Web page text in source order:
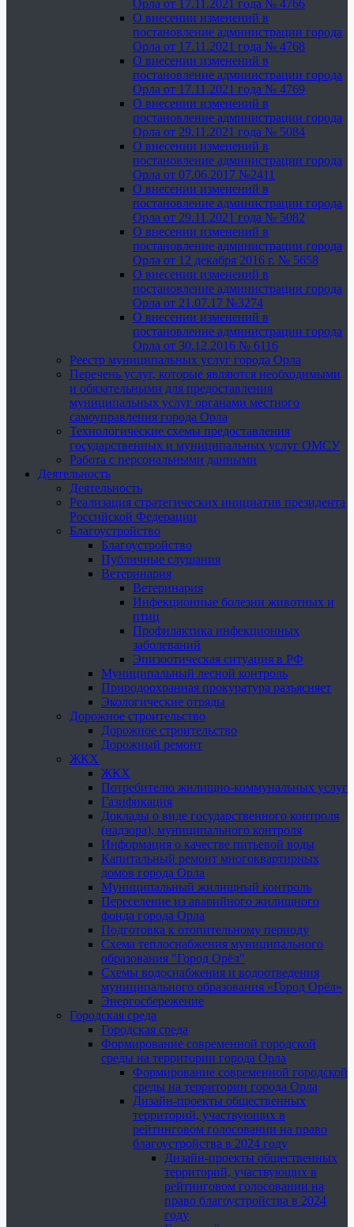
Орла от 17.11.2021 года № 4766
О внесении изменений в
постановление администрации города
Орла от 17.11.2021 года № 4768
О внесении изменений в
постановление администрации города
Орла от 17.11.2021 года № 4769
О внесении изменений в
постановление администрации города
Орла от 29.11.2021 года № 5084
О внесении изменений в
постановление администрации города
Орла от 07.06.2017 №2411
О внесении изменений в
постановление администрации города
Орла от 29.11.2021 года № 5082
О внесении изменений в
постановление администрации города
Орла от 12 декабря 2016 г. № 5658
О внесении изменений в
постановление администрации города
Орла от 21.07.17 №3274
О внесении изменений в
постановление администрации города
Орла от 30.12.2016 № 6116
Реестр муниципальных услуг города Орла
Перечень услуг, которые являются необходимыми
и обязательными для предоставления
муниципальных услуг органами местного
самоуправления города Орла
Технологические схемы предоставления
государственных и муниципальных услуг ОМСУ
Работа с персональными данными
Деятельность
Деятельность
Реализация стратегических инициатив президента
Российской Федерации
Благоустройство
Благоустройство
Публичные слушания
Ветеринария
Ветеринария
Инфекционные болезни животных и
птиц
Профилактика инфекционных
заболеваний
Эпизоотическая ситуация в РФ
Муниципальный лесной контроль
Природоохранная прокуратура разъясняет
Экологические отряды
Дорожное строительство
Дорожное строительство
Дорожный ремонт
ЖКХ
ЖКХ
Потребителю жилищно-коммунальных услуг
Газификация
Доклады о виде государственного контроля
(надзора), муниципального контроля
Информация о качестве питьевой воды
Капитальный ремонт многоквартирных
домов города Орла
Муниципальный жилищный контроль
Переселение из аварийного жилищного
фонда города Орла
Подготовка к отопительному периоду
Схема теплоснабжения муниципального
образования "Город Орёл"
Схемы водоснабжения и водоотведения
муниципального образования «Город Орёл»
Энергосбережение
Городская среда
Городская среда
Формирование современной городской
среды на территории города Орла
Формирование современной городской
среды на территории города Орла
Дизайн-проекты общественных
территорий, участвующих в
рейтинговом голосовании на право
благоустройства в 2024 году
Дизайн-проекты общественных
территорий, участвующих в
рейтинговом голосовании на
право благоустройства в 2024
году